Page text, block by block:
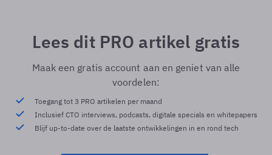
Lees dit PRO artikel gratis
Maak een gratis account aan en geniet van alle
voordelen:
Toegang tot 3 PRO artikelen per maand
Inclusief CTO interviews, podcasts, digitale specials en whitepapers
Blijf up-to-date over de laatste ontwikkelingen in en rond tech